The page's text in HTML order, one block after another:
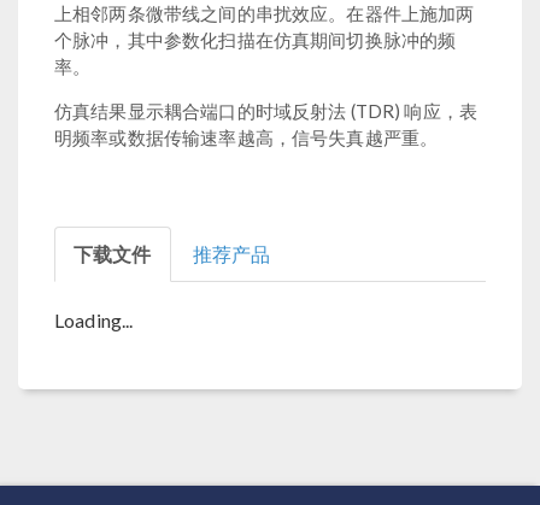
上相邻两条微带线之间的串扰效应。在器件上施加两
个脉冲，其中参数化扫描在仿真期间切换脉冲的频
率。
仿真结果显示耦合端口的时域反射法 (TDR) 响应，表
明频率或数据传输速率越高，信号失真越严重。
下载文件 推荐产品
Loading...